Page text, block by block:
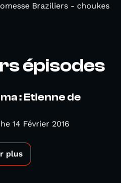
Braziliers - choukes
épisodes
: Etienne de
14 Février 2016
plus